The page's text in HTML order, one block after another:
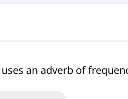
an adverb of